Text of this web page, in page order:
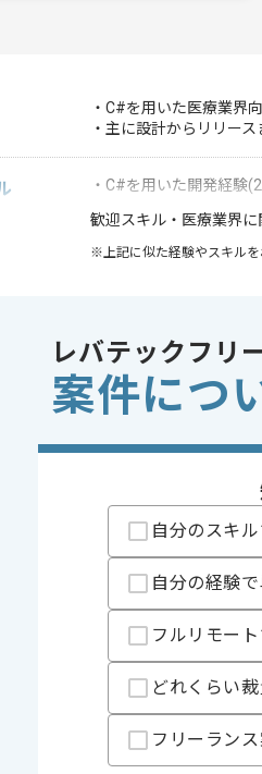
・C#を用いた医療業界
・主に設計からリリー
・C#を用いた開発経験(2
歓迎スキル ・医療業界
※上記に似た経験やスキルを
業務内容
担当領域/システム
基
特徴
20
業界向けシステム開発案件に携わっ
開発経験を活かしたい方にお勧めで
開発が得意な方にマッチします。
レバテックフリ
案件につ
自分のスキ
自分の経験
フルリモー
どれくらい
フリーラン